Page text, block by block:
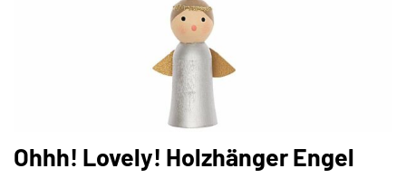
Ohhh! Lovely! Holzhänger Engel